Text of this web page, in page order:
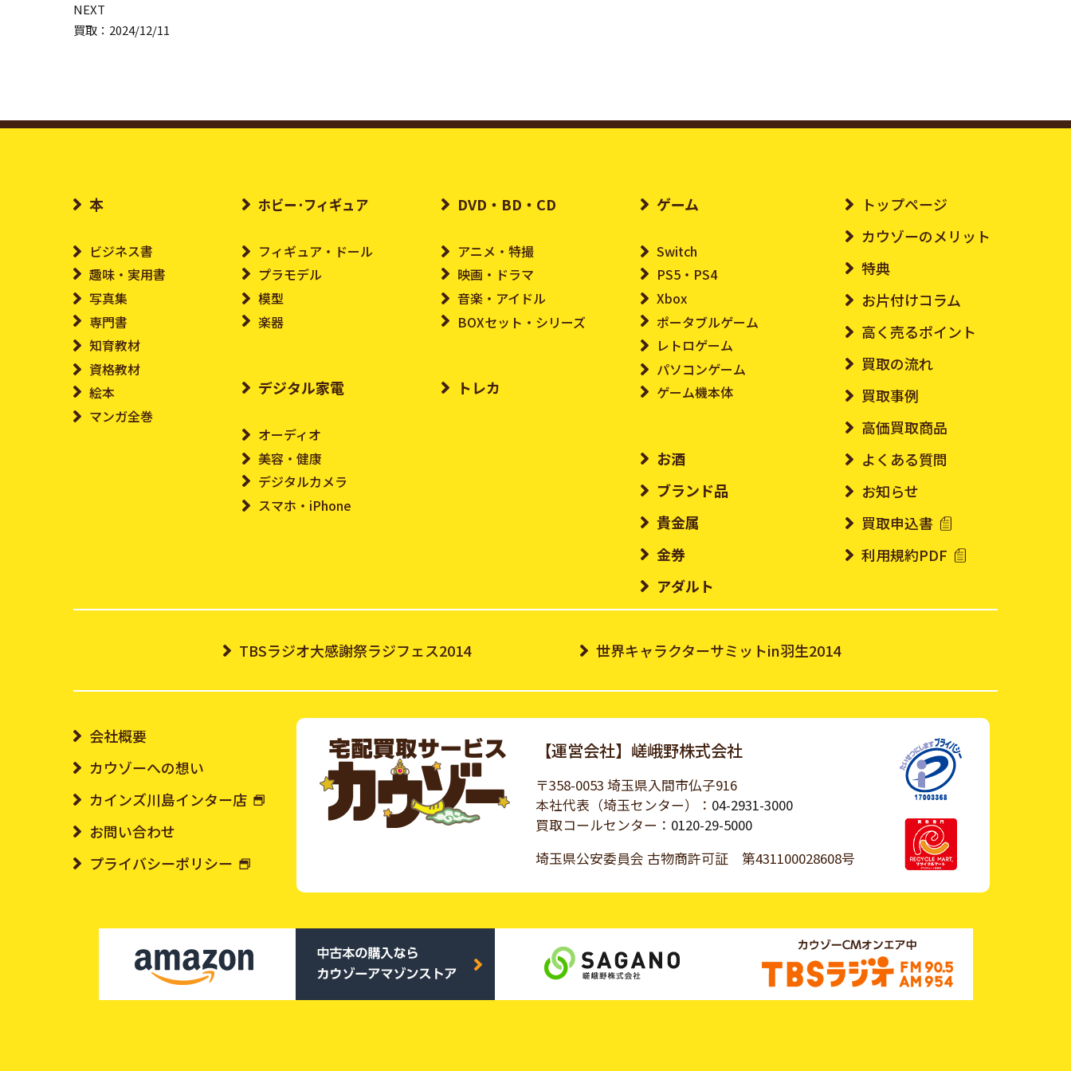
NEXT
買取：2024/12/11
本
ビジネス書
趣味・実用書
写真集
専門書
知育教材
資格教材
絵本
マンガ全巻
ホビー･フィギュア
フィギュア・ドール
プラモデル
模型
楽器
デジタル家電
オーディオ
美容・健康
デジタルカメラ
スマホ・iPhone
DVD・BD・CD
アニメ・特撮
映画・ドラマ
音楽・アイドル
BOXセット・シリーズ
トレカ
ゲーム
Switch
PS5・PS4
Xbox
ポータブルゲーム
レトロゲーム
パソコンゲーム
ゲーム機本体
お酒
ブランド品
貴金属
金券
アダルト
トップページ
カウゾーのメリット
特典
お片付けコラム
高く売るポイント
買取の流れ
買取事例
高価買取商品
よくある質問
お知らせ
買取申込書
利用規約PDF
TBSラジオ大感謝祭ラジフェス2014 世界キャラクターサミットin羽生2014
会社概要
カウゾーへの想い
カインズ川島インター店
お問い合わせ
プライバシーポリシー
【運営会社】嵯峨野株式会社
〒358-0053 埼玉県入間市仏子916
本社代表（埼玉センター）： 04-2931-3000
買取コールセンター： 0120-29-5000
埼玉県公安委員会 古物商許可証 第431100028608号